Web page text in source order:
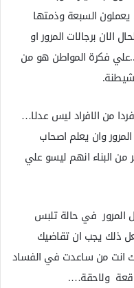
السبعة وذمتها
الان برجالات المرور او
فكرة المواطن هو من
من الافراد ليس عدلا…
وان يعلم اصحاب
البناء انهم ليسو علي
المرور في حالة تلبس
ذلك يجب ان تقاضيك
انت من ساعدت في الفساد
ولاحقة….